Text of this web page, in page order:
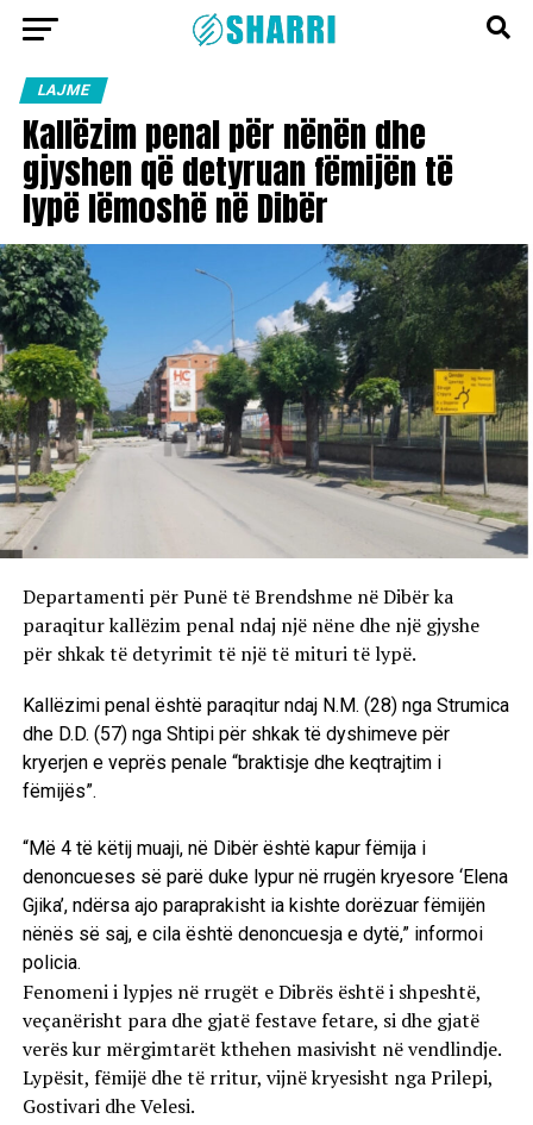
LAJME
Kallëzim penal për nënën dhe
gjyshen që detyruan fëmijën të
lypë lëmoshë në Dibër
Departamenti për Punë të Brendshme në Dibër ka
paraqitur kallëzim penal ndaj një nëne dhe një gjyshe
për shkak të detyrimit të një të mituri të lypë.
Kallëzimi penal është paraqitur ndaj N.M. (28) nga Strumica
dhe D.D. (57) nga Shtipi për shkak të dyshimeve për
kryerjen e veprës penale “braktisje dhe keqtrajtim i
fëmijës”.
“Më 4 të këtij muaji, në Dibër është kapur fëmija i
denoncueses së parë duke lypur në rrugën kryesore ‘Elena
Gjika’, ndërsa ajo paraprakisht ia kishte dorëzuar fëmijën
nënës së saj, e cila është denoncuesja e dytë,” informoi
policia.
Fenomeni i lypjes në rrugët e Dibrës është i shpeshtë,
veçanërisht para dhe gjatë festave fetare, si dhe gjatë
verës kur mërgimtarët kthehen masivisht në vendlindje.
Lypësit, fëmijë dhe të rritur, vijnë kryesisht nga Prilepi,
Gostivari dhe Velesi.